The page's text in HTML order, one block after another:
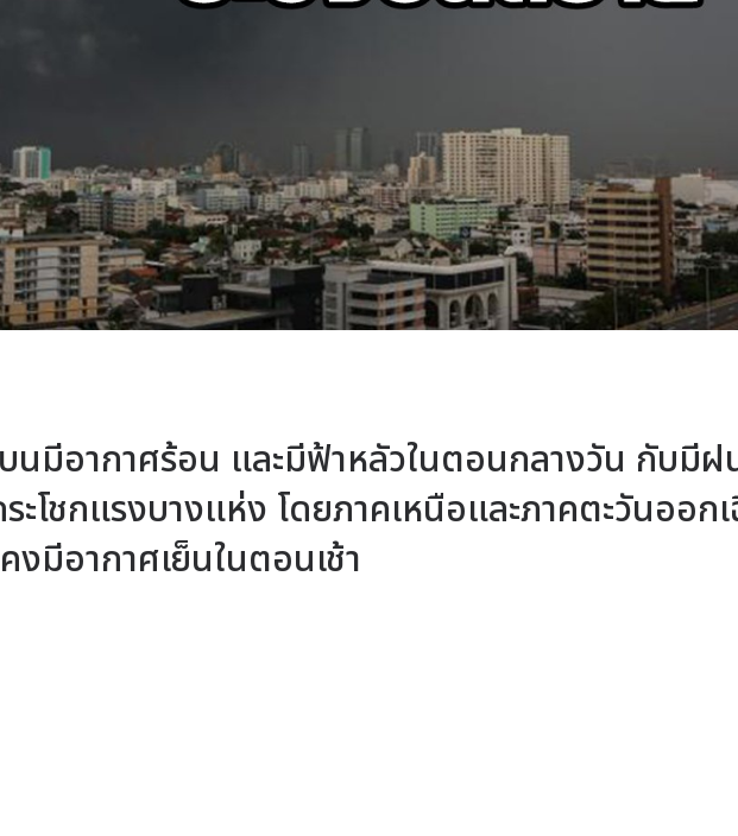
นมีอากาศร้อน และมีฟ้าหลัวในตอนกลางวัน กับมี
ะโชกแรงบางแห่ง โดยภาคเหนือและภาคตะวันออก
มีอากาศเย็นในตอนเช้า